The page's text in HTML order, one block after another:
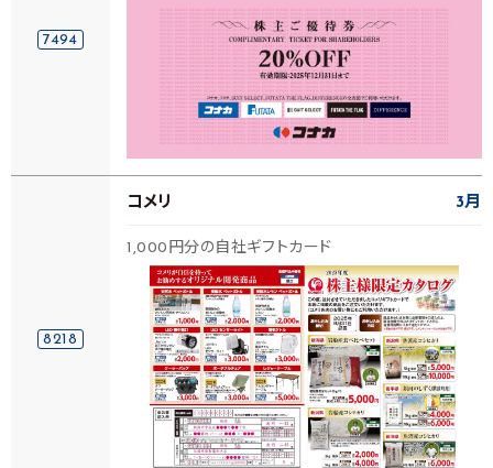
7494
8218
コメリ 3月
1,000円分の自社ギフトカード